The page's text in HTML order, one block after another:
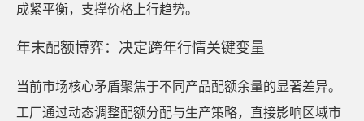
成紧平衡，支撑价格上行趋势。
年末配额博弈：决定跨年行情关键变量
当前市场核心矛盾聚焦于不同产品配额余量的显著差异。
工厂通过动态调整配额分配与生产策略，直接影响区域市